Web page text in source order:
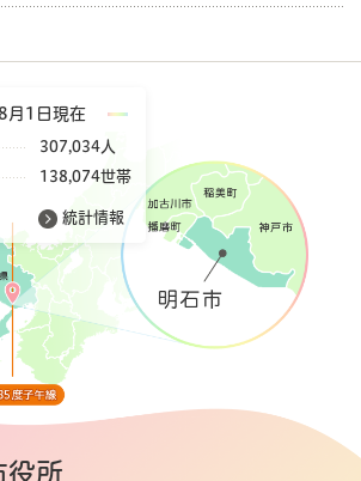
月1日現在
307,034人
138,074世帯
統計情報
役所